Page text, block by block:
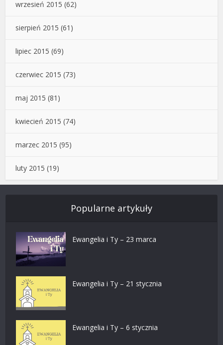
wrzesień 2015 (62)
sierpień 2015 (61)
lipiec 2015 (69)
czerwiec 2015 (73)
maj 2015 (81)
kwiecień 2015 (74)
marzec 2015 (95)
luty 2015 (19)
Popularne artykuły
Ewangelia i Ty – 23 marca
Ewangelia i Ty – 21 stycznia
Ewangelia i Ty – 6 stycznia